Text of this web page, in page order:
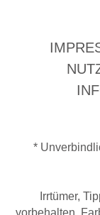
*
Irrtümer,